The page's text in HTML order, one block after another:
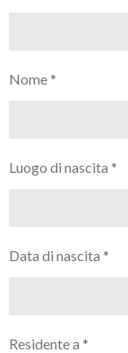
Nome *
Luogo di nascita *
Data di nascita *
Residente a *